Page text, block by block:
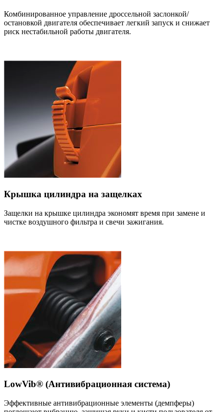
Комбинированное управление дроссельной заслонкой/
остановкой двигателя обеспечивает легкий запуск и снижает
риск нестабильной работы двигателя.
Крышка цилиндра на защелках
Защелки на крышке цилиндра экономят время при замене и
чистке воздушного фильтра и свечи зажигания.
LowVib® (Антивибрационная система)
Эффективные антивибрационные элементы (демпферы)